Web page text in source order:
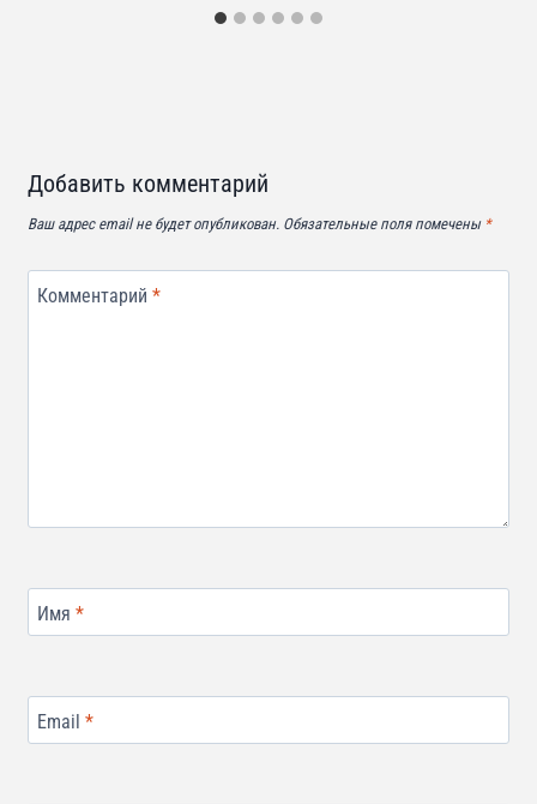
Добавить комментарий
Ваш адрес email не будет опубликован. Обязательные поля помечены *
Комментарий *
Имя *
Email *